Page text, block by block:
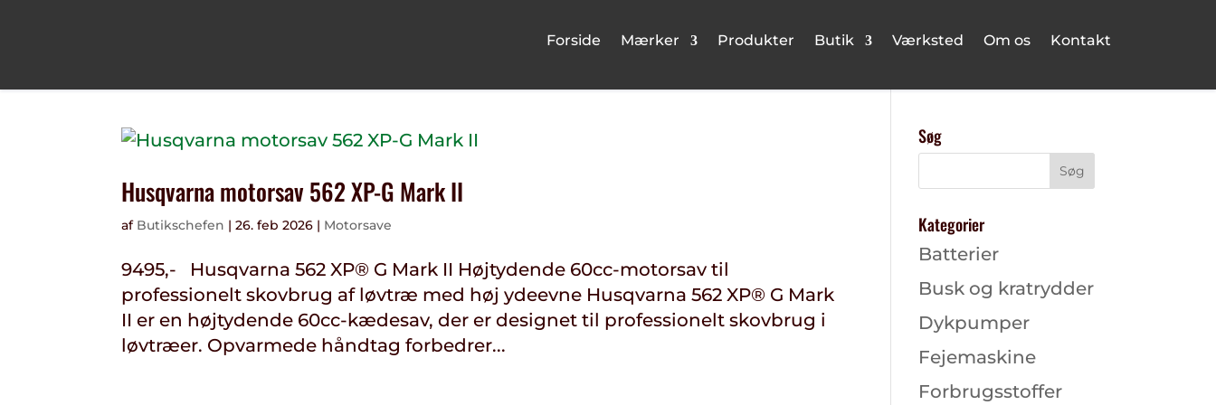
Forside Mærker Produkter Butik Værksted Om os Kontakt
Husqvarna motorsav 562 XP-G Mark II
af Butikschefen |26. feb 2026 | Motorsave
9495,- Husqvarna 562 XP® G Mark II Højtydende 60cc-motorsav til
professionelt skovbrug af løvtræ med høj ydeevne Husqvarna 562 XP® G Mark
II er en højtydende 60cc-kædesav, der er designet til professionelt skovbrug i
løvtræer. Opvarmede håndtag forbedrer...
Søg
Kategorier
Batterier
Busk og kratrydder
Dykpumper
Fejemaskine
Forbrugsstoffer